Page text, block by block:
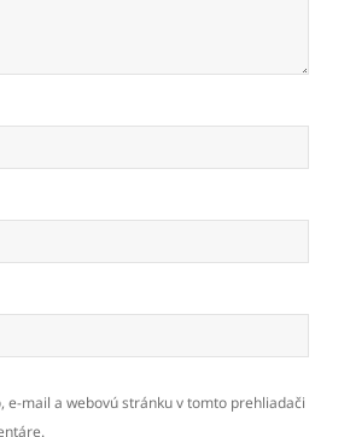
e-mail a webovú stránku v tomto prehliadači